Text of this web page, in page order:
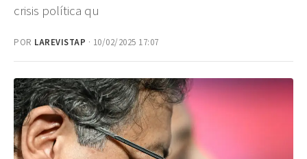
crisis política qu
POR LAREVISTAP · 10/02/2025 17:07